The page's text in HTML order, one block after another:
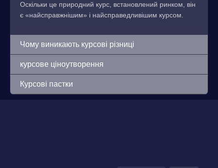
Оскільки це природний курс, встановлений ринком, він
є «найсправжнішим» і найсправедливішим курсом.
Чому виникають курсові різниці
курсове ціноутворення
Курсові пастки